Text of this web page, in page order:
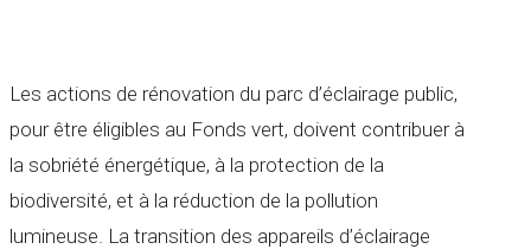
Les actions de rénovation du parc d’éclairage public,
pour être éligibles au Fonds vert, doivent contribuer à
la sobriété énergétique, à la protection de la
biodiversité, et à la réduction de la pollution
lumineuse. La transition des appareils d’éclairage